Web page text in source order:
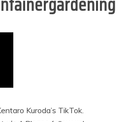
Kuroda’s TikTok.